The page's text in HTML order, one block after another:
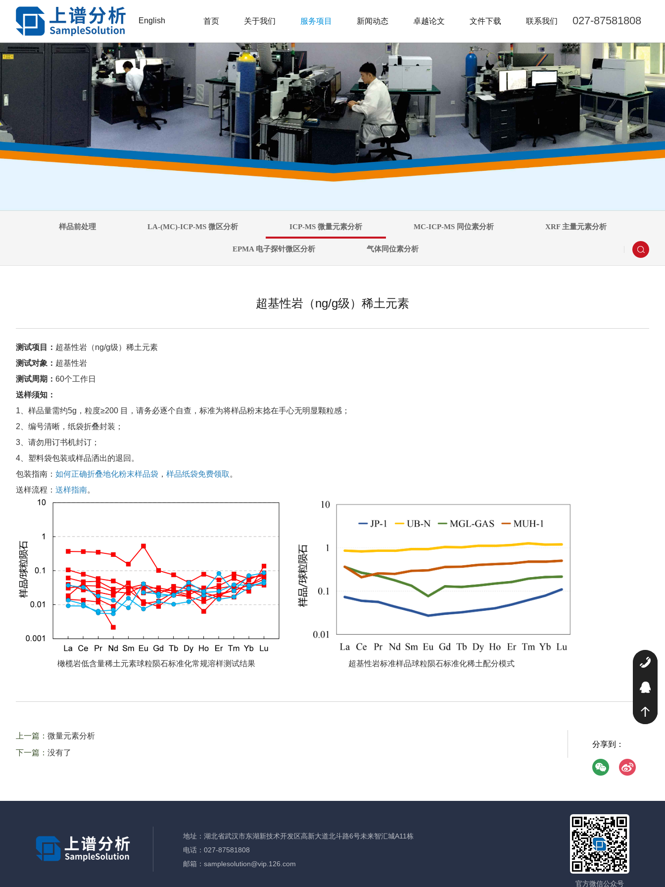
English 027-87581808
首页 关于我们 服务项目 新闻动态 卓越论文 文件下载 联系我们
样品前处理 LA-(MC)-ICP-MS 微区分析 ICP-MS 微量元素分析 MC-ICP-MS 同位素分析 XRF 主量元素分析
EPMA 电子探针微区分析 气体同位素分析
超基性岩（ng/g级）稀土元素
测试项目： 超基性岩（ng/g级）稀土元素
测试对象： 超基性岩
测试周期： 60个工作日
送样须知：
1、样品量需约5g，粒度≥200 目，请务必逐个自查，标准为将样品粉末捻在手心无明显颗粒感；
2、编号清晰，纸袋折叠封装；
3、请勿用订书机封订；
4、塑料袋包装或样品洒出的退回。
包装指南： 如何正确折叠地化粉末样品袋 ， 样品纸袋免费领取 。
送样流程： 送样指南。
橄榄岩低含量稀土元素球粒陨石标准化常规溶样测试结果 超基性岩标准样品球粒陨石标准化稀土配分模式
上一篇： 微量元素分析
下一篇： 没有了
分享到：
地址：湖北省武汉市东湖新技术开发区高新大道北斗路6号未来智汇城A11栋
电话：027-87581808
邮箱：samplesolution@vip.126.com
官方微信公众号